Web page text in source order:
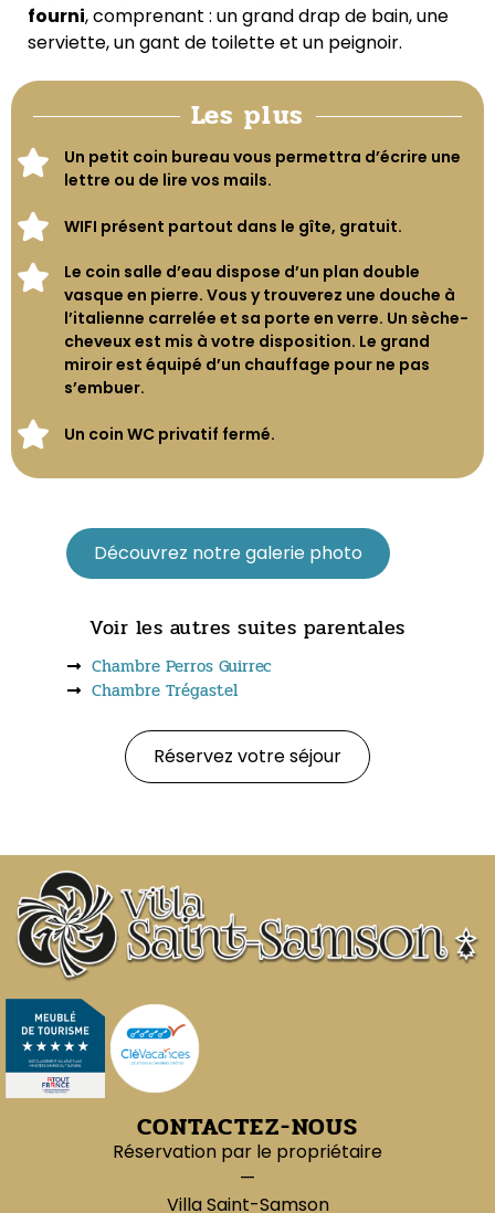
fourni, comprenant : un grand drap de bain, une
serviette, un gant de toilette et un peignoir.
Les plus
Un petit coin bureau vous permettra d’écrire une
lettre ou de lire vos mails.
WIFI présent partout dans le gîte, gratuit.
Le coin salle d’eau dispose d’un plan double
vasque en pierre. Vous y trouverez une douche à
l’italienne carrelée et sa porte en verre. Un sèche-
cheveux est mis à votre disposition. Le grand
miroir est équipé d’un chauffage pour ne pas
s’embuer.
Un coin WC privatif fermé.
Découvrez notre galerie photo
Voir les autres suites parentales
Chambre Perros Guirrec
Chambre Trégastel
Réservez votre séjour
CONTACTEZ-NOUS
Réservation par le propriétaire
—
Villa Saint-Samson